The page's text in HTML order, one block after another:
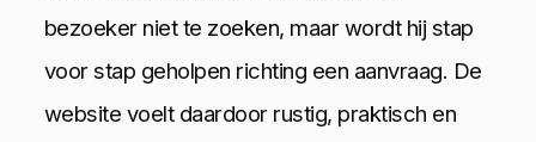
bezoeker niet te zoeken, maar wordt hij stap
voor stap geholpen richting een aanvraag. De
website voelt daardoor rustig, praktisch en